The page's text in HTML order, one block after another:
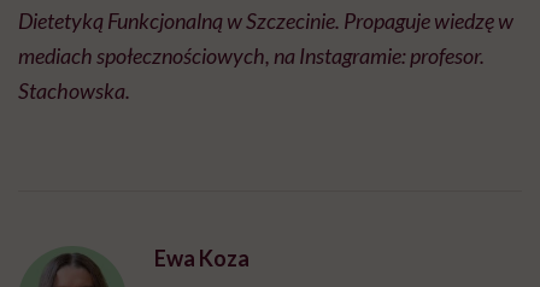
Dietetyką Funkcjonalną w Szczecinie. Propaguje wiedzę w
mediach społecznościowych, na Instagramie: profesor.
Stachowska.
Ewa Koza